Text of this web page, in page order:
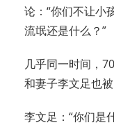
论：“你们不让小
流氓还是什么？”
几乎同一时间，
和妻子李文足也
李文足：“你们是